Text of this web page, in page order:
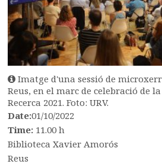
Imatge d'una sessió de
Reus, en el marc de celebració de
Recerca 2021. Foto: URV.
Date:01/10/2022
Time: 11.00 h
Biblioteca Xavier Amorós
Reus